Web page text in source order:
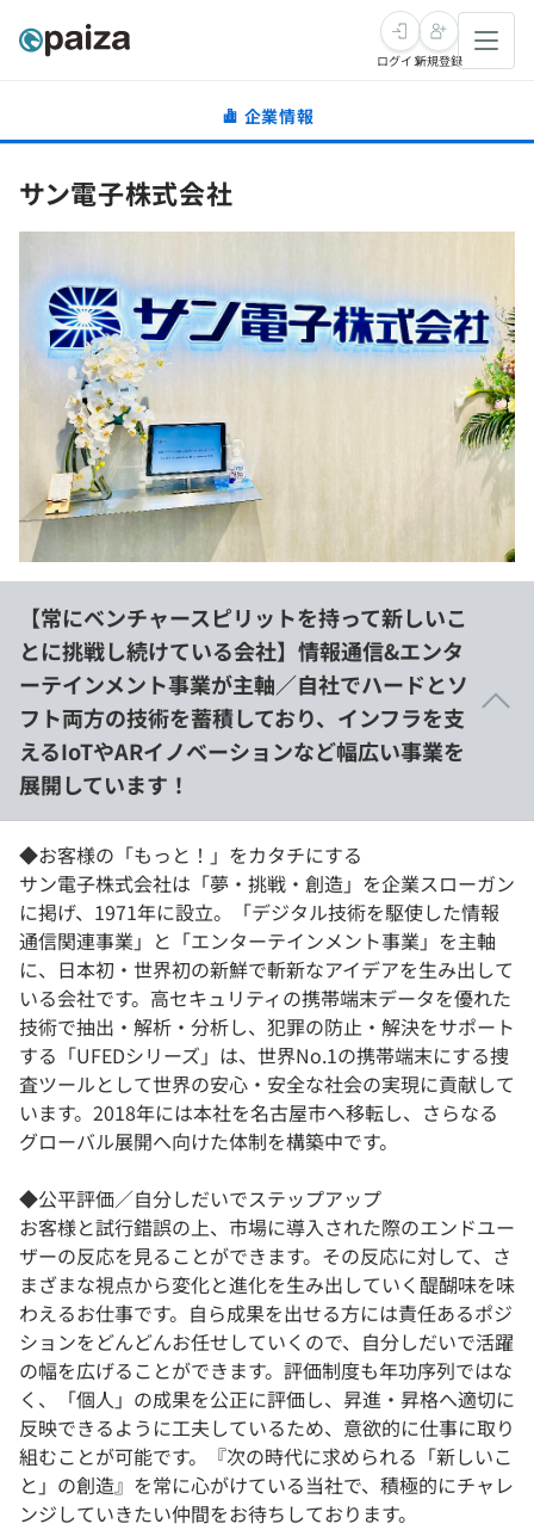
求人検索
転職成功ガイド
転職エージェント
未経験転職
インタビュー
転職成功ガイド
求人検索
本選考
インターン
新卒エージェント
インタビュー
就活成功ガイド
学習
講座一覧
問題集
4択課題
ナレッジ
プラン
個人向けプラン
法人向けプラン
学校向けプラン
契約内容・クーポン
スキルチェック
プログラミング言語
SQL
評価結果一覧
再チャレンジ結果一覧
ゲーム・マンガ
メディア
Tech Team Journal
paiza times
note
paizaとは？
ログイン新規登録
企業情報
サン電子株式会社
【常にベンチャースピリットを持って新しいこ
とに挑戦し続けている会社】情報通信&エンタ
ーテインメント事業が主軸／自社でハードとソ
フト両方の技術を蓄積しており、インフラを支
えるIoTやARイノベーションなど幅広い事業を
展開しています！
◆お客様の「もっと！」をカタチにする
サン電子株式会社は「夢・挑戦・創造」を企業スローガン
に掲げ、1971年に設立。「デジタル技術を駆使した情報
通信関連事業」と「エンターテインメント事業」を主軸
に、日本初・世界初の新鮮で斬新なアイデアを生み出して
いる会社です。高セキュリティの携帯端末データを優れた
技術で抽出・解析・分析し、犯罪の防止・解決をサポート
する「UFEDシリーズ」は、世界No.1の携帯端末にする捜
査ツールとして世界の安心・安全な社会の実現に貢献して
います。2018年には本社を名古屋市へ移転し、さらなる
グローバル展開へ向けた体制を構築中です。
◆公平評価／自分しだいでステップアップ
お客様と試行錯誤の上、市場に導入された際のエンドユー
ザーの反応を見ることができます。その反応に対して、さ
まざまな視点から変化と進化を生み出していく醍醐味を味
わえるお仕事です。自ら成果を出せる方には責任あるポジ
ションをどんどんお任せしていくので、自分しだいで活躍
の幅を広げることができます。評価制度も年功序列ではな
く、「個人」の成果を公正に評価し、昇進・昇格へ適切に
反映できるように工夫しているため、意欲的に仕事に取り
組むことが可能です。『次の時代に求められる「新しいこ
と」の創造』を常に心がけている当社で、積極的にチャレ
ンジしていきたい仲間をお待ちしております。